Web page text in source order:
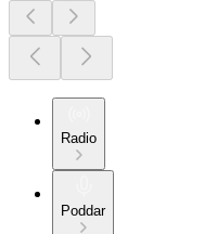
Radio
Poddar